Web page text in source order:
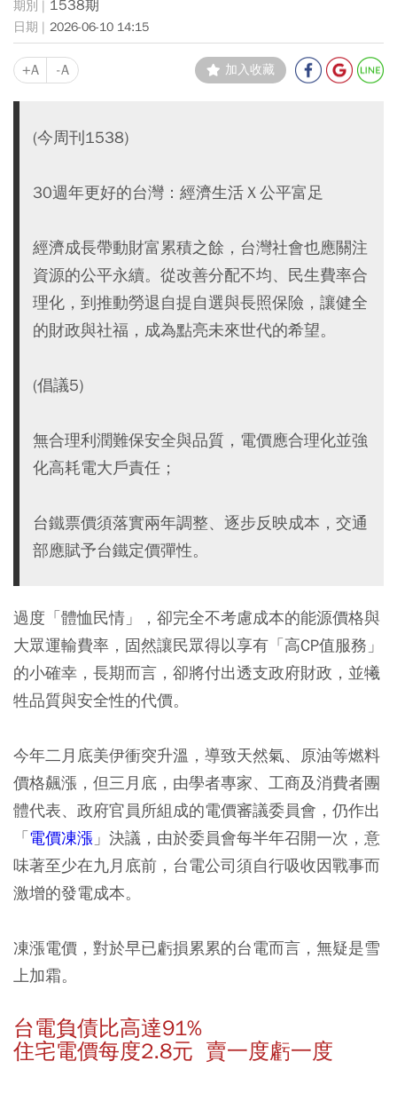
1538期
2026-06-10 14:15
+A -A 加入收藏
(今周刊1538)
30週年更好的台灣：經濟生活Ｘ公平富足
經濟成長帶動財富累積之餘，台灣社會也應關注
資源的公平永續。從改善分配不均、民生費率合
理化，到推動勞退自提自選與長照保險，讓健全
的財政與社福，成為點亮未來世代的希望。
(倡議5)
無合理利潤難保安全與品質，電價應合理化並強
化高耗電大戶責任；
台鐵票價須落實兩年調整、逐步反映成本，交通
部應賦予台鐵定價彈性。
過度「體恤民情」，卻完全不考慮成本的能源價格與
大眾運輸費率，固然讓民眾得以享有「高CP值服務」
的小確幸，長期而言，卻將付出透支政府財政，並犧
牲品質與安全性的代價。
今年二月底美伊衝突升溫，導致天然氣、原油等燃料
價格飆漲，但三月底，由學者專家、工商及消費者團
體代表、政府官員所組成的電價審議委員會，仍作出
「電價凍漲 」決議，由於委員會每半年召開一次，意
味著至少在九月底前，台電公司須自行吸收因戰事而
激增的發電成本。
凍漲電價，對於早已虧損累累的台電而言，無疑是雪
上加霜。
台電負債比高達91%
住宅電價每度2.8元 賣一度虧一度